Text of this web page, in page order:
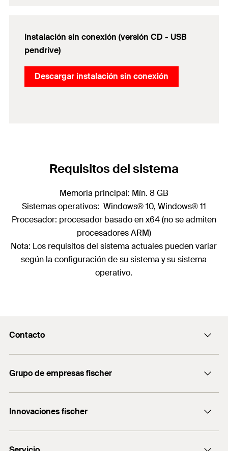
Instalación sin conexión (versión CD - USB
pendrive)
Descargar instalación sin conexión
Requisitos del sistema
Memoria principal: Mín. 8 GB
Sistemas operativos: Windows® 10, Windows® 11
Procesador: procesador basado en x64 (no se admiten
procesadores ARM)
Nota: Los requisitos del sistema actuales pueden variar
según la configuración de su sistema y su sistema
operativo.
Contacto
servicio.cliente@fischer.es
+0034 977838711
Grupo de empresas fischer
fischertechnik
Innovaciones fischer